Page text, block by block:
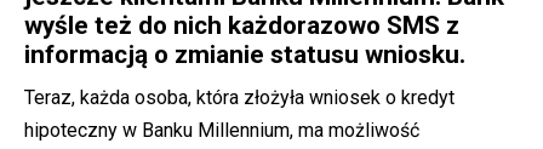
wyśle też do nich każdorazowo SMS z
informacją o zmianie statusu wniosku.
Teraz, każda osoba, która złożyła wniosek o kredyt
hipoteczny w Banku Millennium, ma możliwość